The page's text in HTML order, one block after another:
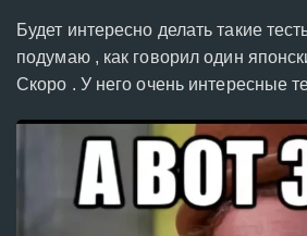
Будет интересно делать такие
подумаю , как говорил один
Скоро . У него очень интересные